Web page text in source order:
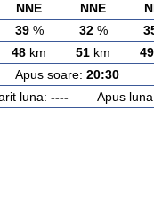
NNE NNE
39% 32%
48 km 51 km 49
soare: 20:30
luna: ---- Apus